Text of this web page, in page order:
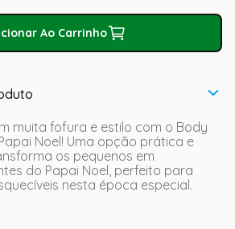
Ao Carrinho
muita fofura e estilo com o Body
Noel! Uma opção prática e
os pequenos em
do Papai Noel, perfeito para
nesta época especial.